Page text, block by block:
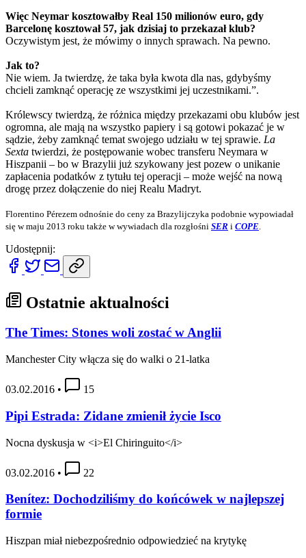
Więc Neymar kosztowałby Real 150 milionów euro, gdy
Barcelonę kosztował 57, jak dzisiaj to przekazał klub?
Oczywistym jest, że mówimy o innych sprawach. Na pewno.
Jak to?
Nie wiem. Ja twierdzę, że taka była kwota dla nas, gdybyśmy
chcieli zamknąć operację ze wszystkimi jej uczestnikami.”.
Królewscy twierdzą, że różnica między przekazami obu klubów jest
ogromna, ale mają na wszystko papiery i są gotowi pokazać je w
sądzie, żeby zamknąć temat swojego udziału w tej sprawie. La
Sexta twierdzi, że postępowanie wobec transferu Neymara w
Hiszpanii – bo w Brazylii już szykowany jest pozew o unikanie
zapłacenia podatków z tytułu tej operacji – może wejść na nową
drogę przez dołączenie do niej Realu Madryt.
Florentino Pérezem odnośnie do ceny za Brazylijczyka podobnie wypowiadał
się w maju 2013 roku także w wywiadach dla rozgłośni SER i COPE
Udostępnij:
Ostatnie aktualności
The Times: Stones woli zostać w Anglii
Manchester City włącza się do walki o 21-latka
03.02.2016 • 15
Pipi Estrada: Zidane zmienił życie Isco
Nocna dyskusja w <i>El Chiringuito</i>
03.02.2016 • 22
Benítez: Dochodziliśmy do końcówek w najlepszej
formie
Hiszpan miał niebezpośrednio odpowiedzieć na krytykę